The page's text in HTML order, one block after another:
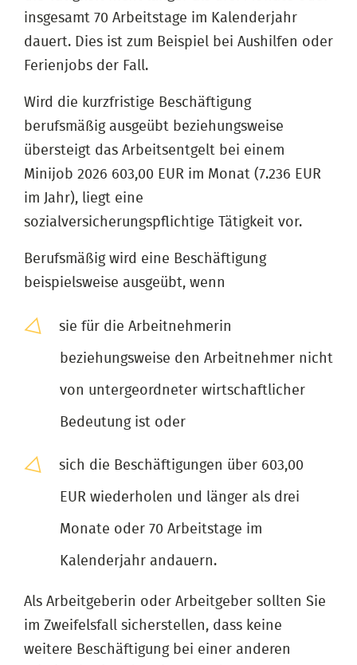
insgesamt 70 Arbeitstage im Kalenderjahr
dauert. Dies ist zum Beispiel bei Aushilfen oder
Ferienjobs der Fall.
Wird die kurzfristige Beschäftigung
berufsmäßig ausgeübt beziehungsweise
übersteigt das Arbeitsentgelt bei einem
Minijob 2026 603,00 EUR im Monat (7.236 EUR
im Jahr), liegt eine
sozialversicherungspflichtige Tätigkeit vor.
Berufsmäßig wird eine Beschäftigung
beispielsweise ausgeübt, wenn
sie für die Arbeitnehmerin
beziehungsweise den Arbeitnehmer nicht
von untergeordneter wirtschaftlicher
Bedeutung ist oder
sich die Beschäftigungen über 603,00
EUR wiederholen und länger als drei
Monate oder 70 Arbeitstage im
Kalenderjahr andauern.
Als Arbeitgeberin oder Arbeitgeber sollten Sie
im Zweifelsfall sicherstellen, dass keine
weitere Beschäftigung bei einer anderen